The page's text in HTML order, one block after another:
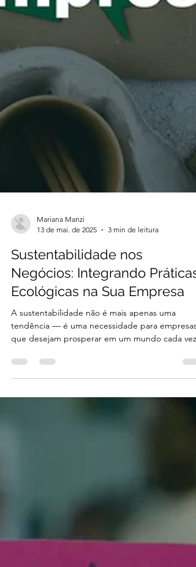
13 de mai. de 2025
3 min de leitura
Sustentabilidade nos
Negócios: Integrando Práticas
Ecológicas na Sua Empresa
A sustentabilidade não é mais apenas uma
que desejam prosperar em um mundo cada vez
mais...